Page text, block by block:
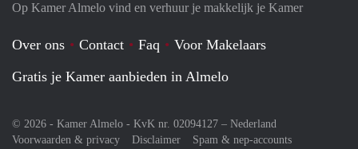
Op Kamer Almelo vind en verhuur je makkelijk je Kamer
Over ons Contact Faq
Voor Makelaars
Gratis je Kamer aanbieden in Almelo
© 2026 - Kamer Almelo - KvK nr. 02094127 – Nederland
Voorwaarden & privacy
Disclaimer
Spam & nep-accounts